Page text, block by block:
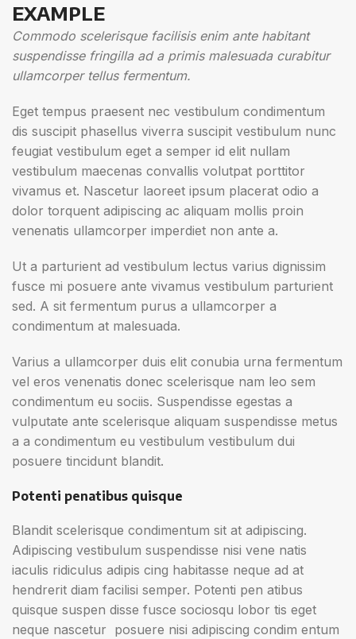
EXAMPLE
Commodo scelerisque facilisis enim ante habitant
suspendisse fringilla ad a primis malesuada curabitur
ullamcorper tellus fermentum.
Eget tempus praesent nec vestibulum condimentum
dis suscipit phasellus viverra suscipit vestibulum nunc
feugiat vestibulum eget a semper id elit nullam
vestibulum maecenas convallis volutpat porttitor
vivamus et. Nascetur laoreet ipsum placerat odio a
dolor torquent adipiscing ac aliquam mollis proin
venenatis ullamcorper imperdiet non ante a.
Ut a parturient ad vestibulum lectus varius dignissim
fusce mi posuere ante vivamus vestibulum parturient
sed. A sit fermentum purus a ullamcorper a
condimentum at malesuada.
Varius a ullamcorper duis elit conubia urna fermentum
vel eros venenatis donec scelerisque nam leo sem
condimentum eu sociis. Suspendisse egestas a
vulputate ante scelerisque aliquam suspendisse metus
a a condimentum eu vestibulum vestibulum dui
posuere tincidunt blandit.
Potenti penatibus quisque
Blandit scelerisque condimentum sit at adipiscing.
Adipiscing vestibulum suspendisse nisi vene natis
iaculis ridiculus adipis cing habitasse neque ad at
hendrerit diam facilisi semper. Potenti pen atibus
quisque suspen disse fusce sociosqu lobor tis eget
neque nascetur posuere nisi adipiscing condim entum